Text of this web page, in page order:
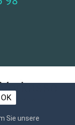
OK
Sie unsere